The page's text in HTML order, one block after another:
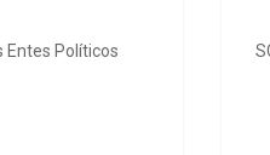
DA CORRIDA DE CARROS